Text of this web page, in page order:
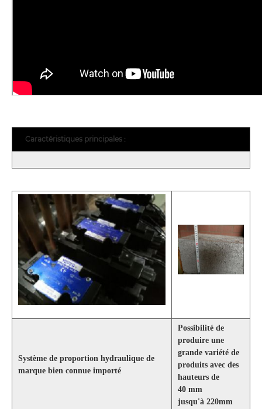
Caractéristiques principales :
Système de proportion hydraulique de
marque bien connue importé
Possibilité de
produire une
grande variété de
produits avec des
hauteurs de
40 mm
jusqu'à 220mm